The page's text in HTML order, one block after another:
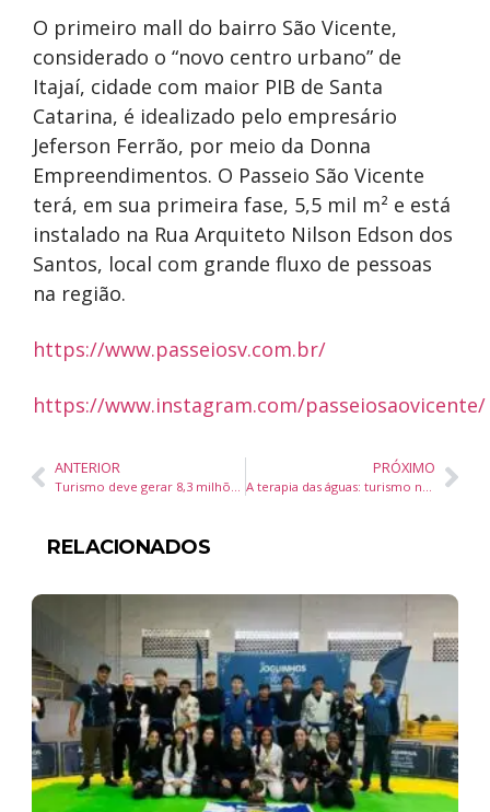
O primeiro mall do bairro São Vicente,
considerado o “novo centro urbano” de
Itajaí, cidade com maior PIB de Santa
Catarina, é idealizado pelo empresário
Jeferson Ferrão, por meio da Donna
Empreendimentos. O Passeio São Vicente
terá, em sua primeira fase, 5,5 mil m² e está
instalado na Rua Arquiteto Nilson Edson dos
Santos, local com grande fluxo de pessoas
na região.
https://www.passeiosv.com.br/
https://www.instagram.com/passeiosaovicente/
ANTERIOR
Turismo deve gerar 8,3 milhões de empregos no Brasil até o fim de 2025
PRÓXIMO
A terapia das águas: turismo náutico cresce e se torna a nova “válvula de escape” de brasileiros
RELACIONADOS